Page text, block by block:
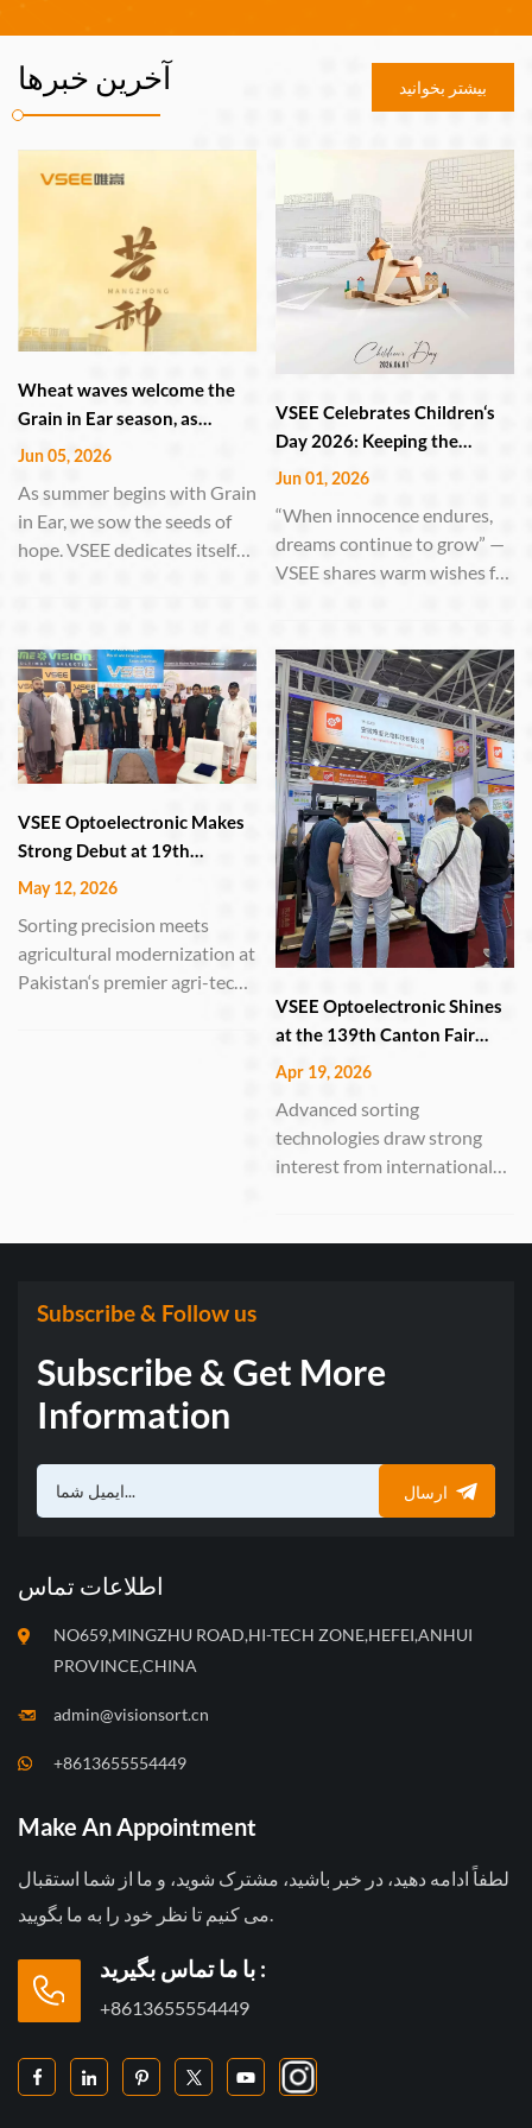
آخرین خبرها بیشتر بخوانید
Wheat waves welcome the
Grain in Ear season, as
VSEE's smart manufacturing
Jun 05, 2026
As summer begins with Grain
in Ear, we sow the seeds of
hope. VSEE dedicates itself
select the finest grains—
turning every ounce of toil
VSEE Celebrates Children‘s
Day 2026: Keeping the
Childlike Heart Alive in
Jun 01, 2026
“When innocence endures,
dreams continue to grow” —
VSEE shares warm wishes for
International Children’s Day,
Anhui VSEE Optoelectronic
Technology Co., Ltd. extends
its heartfelt greetings to
childre...
VSEE Optoelectronic Makes
Strong Debut at 19th
International Agri Asia
May 12, 2026
Sorting precision meets
agricultural modernization at
Pakistan‘s premier agri-tech
VSEE Optoelectronic Shines
at the 139th Canton Fair
with Cutting-Edge Sorting
Apr 19, 2026
Advanced sorting
technologies draw strong
interest from international
intelligent optical sorting
Subscribe & Follow us
Subscribe & Get More
Information
ارسال
اطلاعات تماس
NO659,MINGZHU ROAD,HI-TECH ZONE,HEFEI,ANHUI
PROVINCE,CHINA
admin@visionsort.cn
+8613655554449
Make An Appointment
لطفاً ادامه دهید، در خبر باشید، مشترک شوید، و ما از شما استقبال
می کنیم تا نظر خود را به ما بگویید.
با ما تماس بگیرید :
+8613655554449